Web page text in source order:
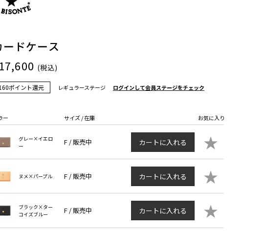
ードケース
(税込)
ポイント還元 レギュラーステージ ログインして会員ステージをチェック
ー サイズ / 在庫 お気に入り
グレー×イエロ
ー
F / 販売中 カートに入れる ★
ヌメ×パープル F / 販売中 カートに入れる ★
ブラック×ター
コイズブルー
F / 販売中 カートに入れる ★